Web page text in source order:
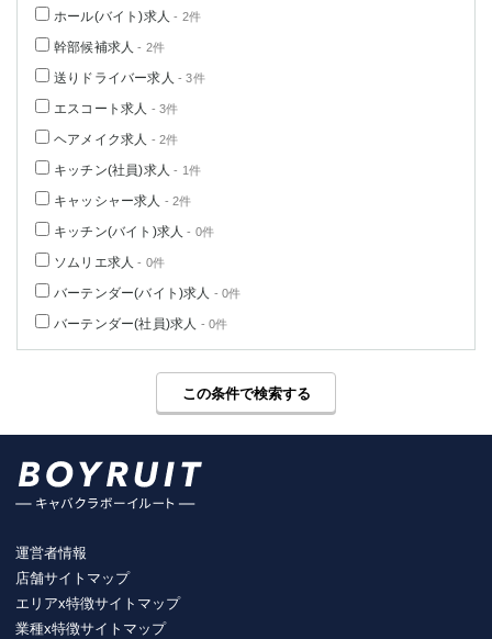
ホール(バイト)求人 - 2件
幹部候補求人 - 2件
送りドライバー求人 - 3件
エスコート求人 - 3件
ヘアメイク求人 - 2件
キッチン(社員)求人 - 1件
キャッシャー求人 - 2件
キッチン(バイト)求人 - 0件
ソムリエ求人 - 0件
バーテンダー(バイト)求人 - 0件
バーテンダー(社員)求人 - 0件
この条件で検索する
運営者情報
店舗サイトマップ
エリアx特徴サイトマップ
業種x特徴サイトマップ